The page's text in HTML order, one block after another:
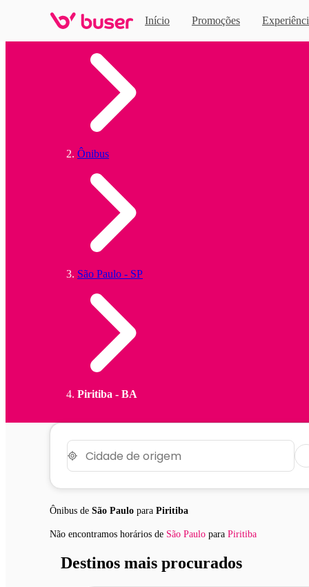
Início Promoções
Ônibus
São Paulo - SP
Piritiba - BA
Ônibus de São Paulo para Piritiba
Não encontramos horários de São Paulo para Piritiba
Destinos mais procurados